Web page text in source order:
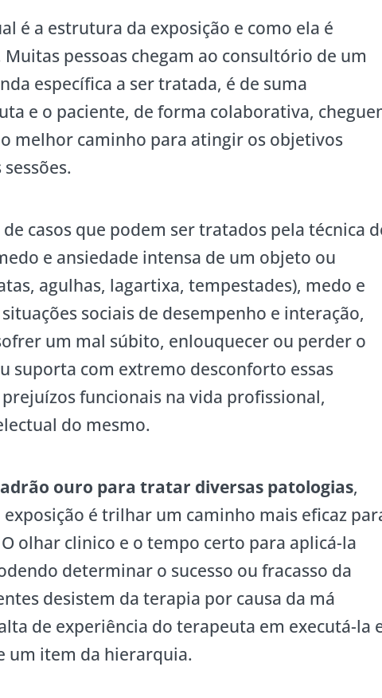
é a estrutura da exposição e como ela é
pessoas chegam ao consultório de um
específica a ser tratada, é de suma
e o paciente, de forma colaborativa,
melhor caminho para atingir os objetivos
casos que podem ser tratados pela técnica
e ansiedade intensa de um objeto ou
agulhas, lagartixa, tempestades), medo e
sociais de desempenho e interação,
um mal súbito, enlouquecer ou perder o
suporta com extremo desconforto essas
funcionais na vida profissional,
do mesmo.
ouro para tratar diversas patologias,
é trilhar um caminho mais eficaz
olhar clinico e o tempo certo para aplicá-la
determinar o sucesso ou fracasso da
desistem da terapia por causa da má
de experiência do terapeuta em executá-la
um item da hierarquia.